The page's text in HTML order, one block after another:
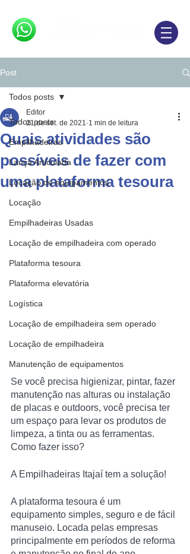
Post
Todos posts
Empilhadeiras
Lança Articulada
Locação de equipamentos
Locação
Empilhadeiras Usadas
Locação de empilhadeira com operado
Plataforma tesoura
Plataforma elevatória
Logística
Locação de empilhadeira sem operado
Locação de empilhadeira
Manutenção de equipamentos
Todos posts
Quais atividades são
possíveis de fazer com
uma plataforma tesoura
Editor
21 de set. de 2021 1 min de leitura
Se você precisa higienizar, pintar, fazer
manutenção nas alturas ou instalação
de placas e outdoors, você precisa ter
um espaço para levar os produtos de
limpeza, a tinta ou as ferramentas.
Como fazer isso?
A Empilhadeiras Itajaí tem a solução!
A plataforma tesoura é um
equipamento simples, seguro e de fácil
manuseio. Locada pelas empresas
principalmente em períodos de reforma